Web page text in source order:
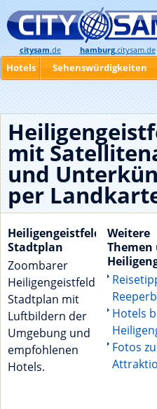
mit
und
per
Heiligengeistfeld-
Stadtplan
Zoombarer
Heiligengeistfeld
Stadtplan mit
Luftbildern der
Umgebung und
empfohlenen
Hotels.
Weitere
Themen
Hotels
Fotos
citysam.de hamburg.citysam.de
Hotels Sehenswürdigkeiten